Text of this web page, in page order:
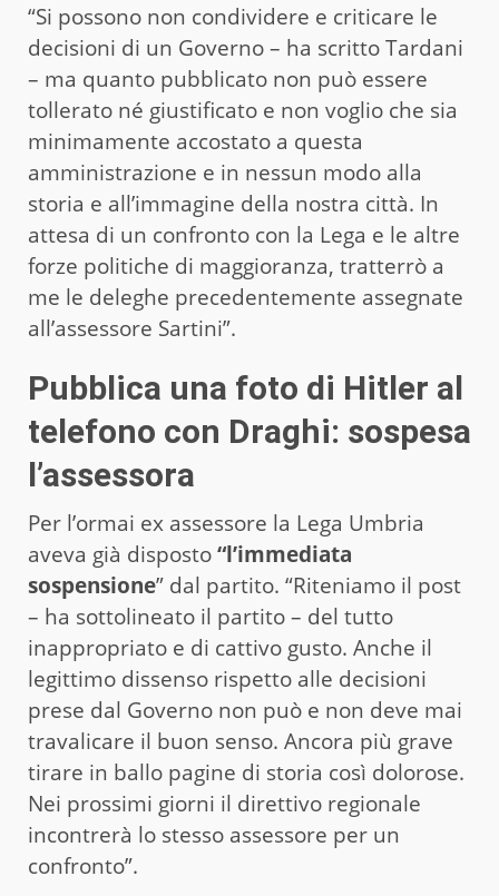
“Si possono non condividere e criticare le
decisioni di un Governo – ha scritto Tardani
– ma quanto pubblicato non può essere
tollerato né giustificato e non voglio che sia
minimamente accostato a questa
amministrazione e in nessun modo alla
storia e all’immagine della nostra città.️ In
attesa di un confronto con la Lega e le altre
forze politiche di maggioranza, tratterrò a
me le deleghe precedentemente assegnate
all’assessore Sartini”.
Pubblica una foto di Hitler al
telefono con Draghi: sospesa
l’assessora
Per l’ormai ex assessore la Lega Umbria
aveva già disposto“l’immediata
sospensione” dal partito. “Riteniamo il post
– ha sottolineato il partito – del tutto
inappropriato e di cattivo gusto. Anche il
legittimo dissenso rispetto alle decisioni
prese dal Governo non può e non deve mai
travalicare il buon senso. Ancora più grave
tirare in ballo pagine di storia così dolorose.
Nei prossimi giorni il direttivo regionale
incontrerà lo stesso assessore per un
confronto”.